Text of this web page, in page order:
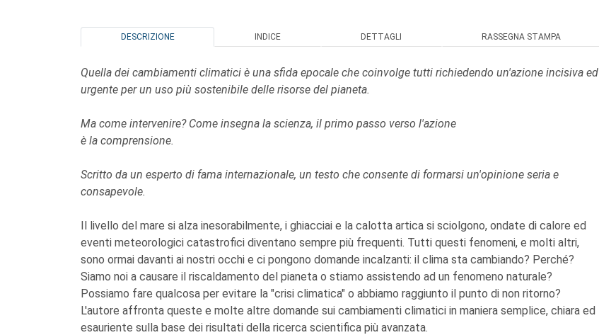
DESCRIZIONE INDICE DETTAGLI RASSEGNA STAMPA
Quella dei cambiamenti climatici è una sfida epocale che coinvolge tutti richiedendo un'azione incisiva ed
urgente per un uso più sostenibile delle risorse del pianeta.
Ma come intervenire? Come insegna la scienza, il primo passo verso l'azione
è la comprensione.
Scritto da un esperto di fama internazionale, un testo che consente di formarsi un'opinione seria e
consapevole.
Il livello del mare si alza inesorabilmente, i ghiacciai e la calotta artica si sciolgono, ondate di calore ed
eventi meteorologici catastrofici diventano sempre più frequenti. Tutti questi fenomeni, e molti altri,
sono ormai davanti ai nostri occhi e ci pongono domande incalzanti: il clima sta cambiando? Perché?
Siamo noi a causare il riscaldamento del pianeta o stiamo assistendo ad un fenomeno naturale?
Possiamo fare qualcosa per evitare la "crisi climatica" o abbiamo raggiunto il punto di non ritorno?
L'autore affronta queste e molte altre domande sui cambiamenti climatici in maniera semplice, chiara ed
esauriente sulla base dei risultati della ricerca scientifica più avanzata.